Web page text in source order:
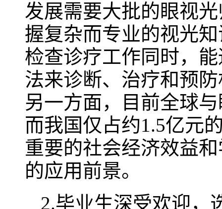
发展需要大批的眼视
握复杂而专业的视光
检查诊疗工作同时，
法来诊断、治疗和预
另一方面，目前全球
而我国仅占约1.5亿元
重要的社会经济效益
的应用前景。
2.毕业生深受欢迎，